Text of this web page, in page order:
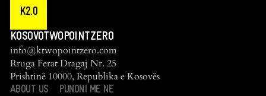
K2.0
KOSOVOTWOPOINTZERO
info@ktwopointzero.com
Rruga Ferat Dragaj Nr. 25
Prishtinë 10000, Republika e Kosovës
ABOUT US
PUNONI ME NE